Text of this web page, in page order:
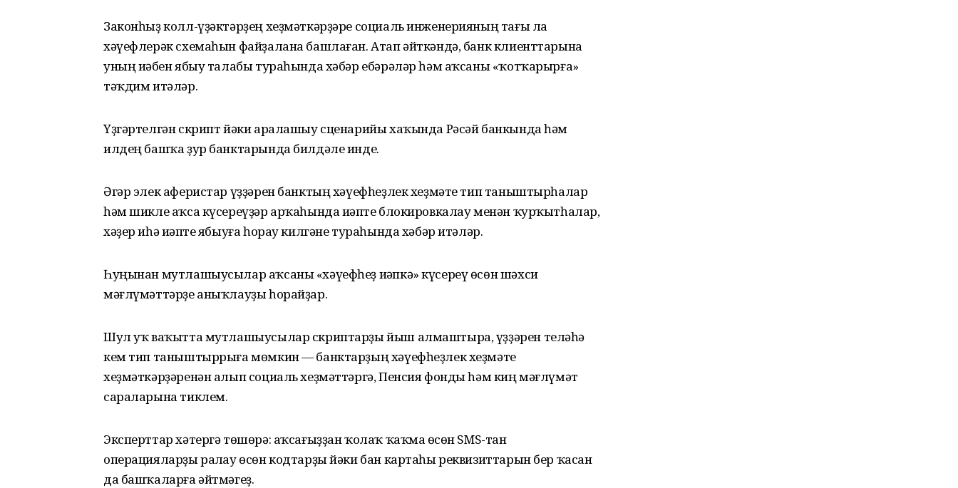
Законһыҙ колл-үҙәктәрҙең хеҙмәткәрҙәре социаль инженерияның тағы ла
хәүефлерәк схемаһын файҙалана башлаған. Атап әйткәндә, банк клиенттарына
уның иҫәбен ябыу талабы тураһында хәбәр ебәрәләр һәм аҡсаны «ҡотҡарырға»
тәҡдим итәләр.
Үҙгәртелгән скрипт йәки аралашыу сценарийы хаҡында Рәсәй банкында һәм
илдең башҡа ҙур банктарында билдәле инде.
Әгәр элек аферистар үҙҙәрен банктың хәүефһеҙлек хеҙмәте тип таныштырһалар
һәм шикле аҡса күсереүҙәр арҡаһында иҫәпте блокировкалау менән ҡурҡытһалар,
хәҙер иһә иҫәпте ябыуға һорау килгәне тураһында хәбәр итәләр.
Һуңынан мутлашыусылар аҡсаны «хәүефһеҙ иҫәпкә» күсереү өсөн шәхси
мәғлүмәттәрҙе аныҡлауҙы һорайҙар.
Шул уҡ ваҡытта мутлашыусылар скриптарҙы йыш алмаштыра, үҙҙәрен теләһә
кем тип таныштыррыға мөмкин — банктарҙың хәүефһеҙлек хеҙмәте
хеҙмәткәрҙәренән алып социаль хеҙмәттәргә, Пенсия фонды һәм киң мәғлүмәт
сараларына тиклем.
Эксперттар хәтергә төшөрә: аҡсағыҙҙан ҡолаҡ ҡаҡмаҫ өсөн SMS-тан
операцияларҙы раҫлау өсөн кодтарҙы йәки бан картаһы реквизиттарын бер ҡасан
да башҡаларға әйтмәгеҙ.